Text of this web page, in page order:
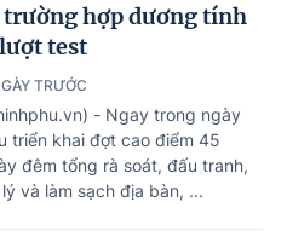
hợp dương tính
test
TRƯỚC
- Ngay trong ngày
triển khai đợt cao điểm 45
đêm tổng rà soát, đấu tranh,
và làm sạch địa bàn, ...